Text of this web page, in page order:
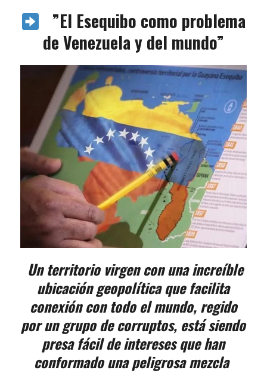
”El Esequibo como problema
de Venezuela y del mundo”
Un territorio virgen con una increíble
ubicación geopolítica que facilita
conexión con todo el mundo, regido
por un grupo de corruptos, está siendo
presa fácil de intereses que han
conformado una peligrosa mezcla